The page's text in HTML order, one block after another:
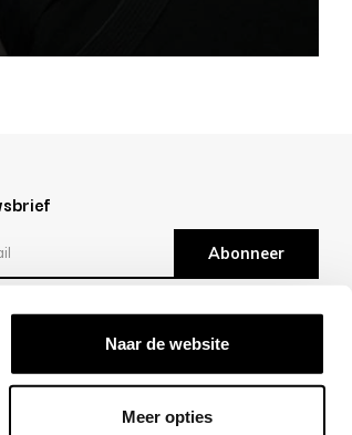
Naar de website
Meer opties
Abonneer
/10 -klantbeoordelingen